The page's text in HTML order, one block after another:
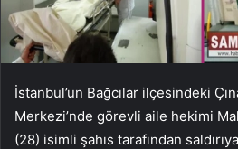
İstanbul’un Bağcılar ilçesindeki
Merkezi’nde görevli aile hekimi
(28) isimli şahıs tarafından